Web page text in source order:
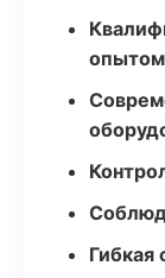
опытом
Гибкая